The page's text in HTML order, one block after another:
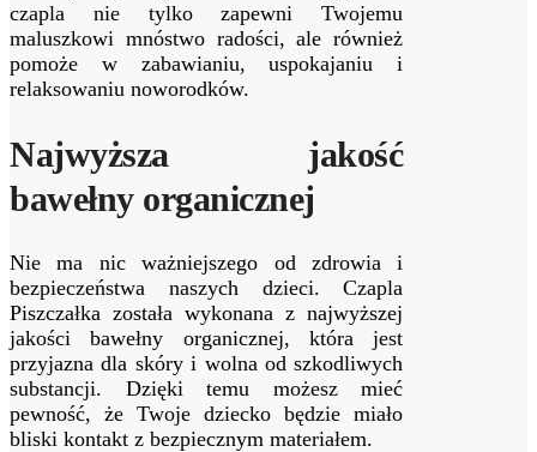
czapla nie tylko zapewni Twojemu
maluszkowi mnóstwo radości, ale również
pomoże w zabawianiu, uspokajaniu i
relaksowaniu noworodków.
Najwyższa jakość
bawełny organicznej
Nie ma nic ważniejszego od zdrowia i
bezpieczeństwa naszych dzieci. Czapla
Piszczałka została wykonana z najwyższej
jakości bawełny organicznej, która jest
przyjazna dla skóry i wolna od szkodliwych
substancji. Dzięki temu możesz mieć
pewność, że Twoje dziecko będzie miało
bliski kontakt z bezpiecznym materiałem.